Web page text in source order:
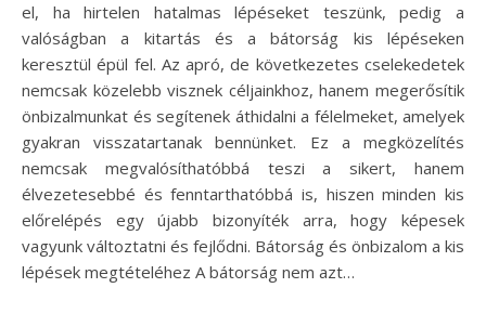
el, ha hirtelen hatalmas lépéseket teszünk, pedig a
valóságban a kitartás és a bátorság kis lépéseken
keresztül épül fel. Az apró, de következetes cselekedetek
nemcsak közelebb visznek céljainkhoz, hanem megerősítik
önbizalmunkat és segítenek áthidalni a félelmeket, amelyek
gyakran visszatartanak bennünket. Ez a megközelítés
nemcsak megvalósíthatóbbá teszi a sikert, hanem
élvezetesebbé és fenntarthatóbbá is, hiszen minden kis
előrelépés egy újabb bizonyíték arra, hogy képesek
vagyunk változtatni és fejlődni. Bátorság és önbizalom a kis
lépések megtételéhez A bátorság nem azt…